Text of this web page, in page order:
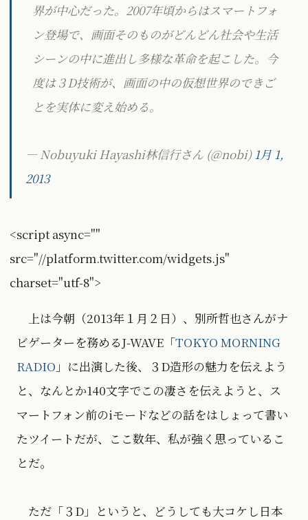
界が中心だった。2007年頃からはスマートフォ
ン登場で、画面そのものがどんどん社会や生活
シーンの中に進出し多様な革命を起こした。今
度は３D技術が、画面の中の仮想世界のできご
とを実体に変え始める。
— Nobuyuki Hayashi林信行さん (@nobi) 1月 1,
2013
<script async=""
src="//platform.twitter.com/widgets.js"
charset="utf-8">
上は今朝（2013年１月２日）、別所哲也さんがナ
ビゲーターを務めるJ-WAVE「TOKYO MORNING
RADIO 」に出演した後、３D造形の魅力を伝えよう
と、なんとか140文字でこの凄さを伝えようと、ス
マートフォン前のiモードなどの話をはしょって書い
たツイートだが、ここ数年、私が強く思っているこ
とだ。
ただ「３D」というと、どうしても大コケし日本